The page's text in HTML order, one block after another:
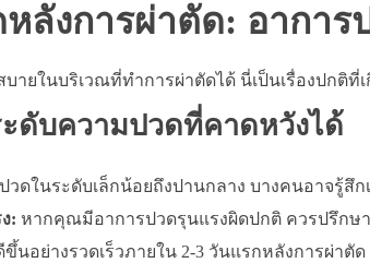
หลังการผ่าตัด: อาการ
ยในบริเวณที่ทำการผ่าตัดได้ นี่เป็นเรื่องปกติ
ะดับความปวดที่คาดหวังได้
วดในระดับเล็กน้อยถึงปานกลาง บางคนอาจรู้
: หากคุณมีอาการปวดรุนแรงผิดปกติ ควรปรึก
นอย่างรวดเร็วภายใน 2-3 วันแรกหลังการผ่าตั